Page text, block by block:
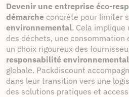
Devenir une entreprise éco-
démarche concrète pour limiter
environnemental. Cela implique
des déchets, une consommation
un choix rigoureux des
responsabilité
globale. Packdiscount
dans leur transition vers une
des solutions pratiques et